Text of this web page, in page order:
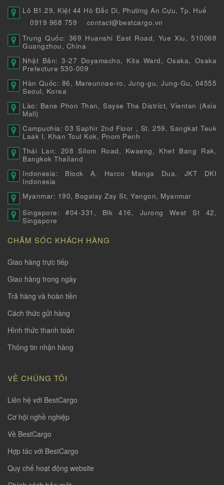
Lô B1.29, Kiệt 44 Hồ Đắc Di, Phường An Cựu, Tp. Huế
0919 968 759
contact@bestcargo.vn
Trung Quốc: 369 Huanshi East Road, Yue Xiu, 510068
Guangzhou, China
Nhật Bản: 3-27 Doyamacho, Kita Ward, Osaka, Osaka
Prefecture 530-009
Hàn Quốc: 86, Mareunnae-ro, Jung-gu, Jung-Gu, 04555
Seoul, Korea
Lào: Bane Phon Than, Sayse Tha District, Vientan (Asia
Mall)
Campuchia: 03 Saphir 2nd Floor , St. 259, Sangkat Teuk
Laak I, Khan Toul Kok, Pnom Penh
Thái Lan: 208 Silom Road, Kwaeng, Khet Bang Rak,
Bangkok Thailand
Indonesia: Block A, Harco Manga Dua, JKT DKI
Indonesia
Myanmar: 190, Bogalay Zay St, Yangon, Myanmar
Singapore: #04-331, Blk 416, Jurong West St 42,
Singapore
CHĂM SÓC KHÁCH HÀNG
Giao hàng trực tiếp
Giao hàng trong ngày
Trả hàng và hoàn tiền
Cách thức gửi hàng
Hình thức thanh toàn
Thông tin nhận hàng
VỀ CHÚNG TÔI
Liên hệ với BestCargo
Cơ hội nghề nghiệp
Về BestCargo
Hợp tác với BestCargo
Quy chế hoạt động website